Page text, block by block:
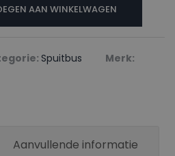
AAN WINKELWAGEN
Spuitbus
Merk:
Aanvullende informatie